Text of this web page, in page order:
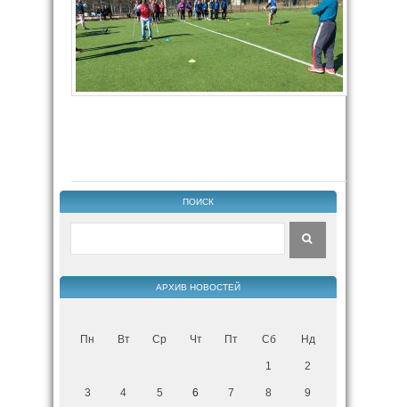
ПОИСК
АРХИВ НОВОСТЕЙ
Пн Вт Ср Чт Пт Сб Нд
1 2
3 4 5 6 7 8 9